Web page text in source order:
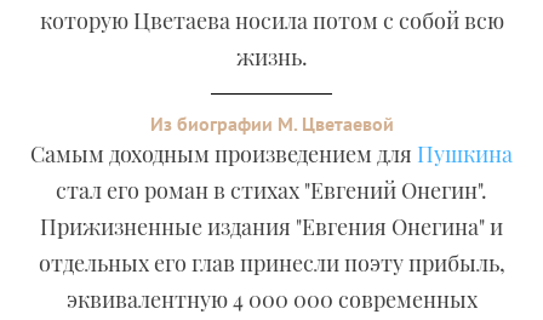
которую Цветаева носила потом с собой всю
жизнь.
Из биографии М. Цветаевой
Самым доходным произведением для Пушкина
стал его роман в стихах "Евгений Онегин".
Прижизненные издания "Евгения Онегина" и
отдельных его глав принесли поэту прибыль,
эквивалентную 4 000 000 современных